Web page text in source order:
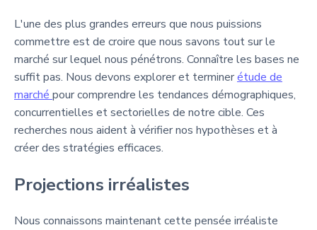
L'une des plus grandes erreurs que nous puissions
commettre est de croire que nous savons tout sur le
marché sur lequel nous pénétrons. Connaître les bases ne
suffit pas. Nous devons explorer et terminerétude de
marché pour comprendre les tendances démographiques,
concurrentielles et sectorielles de notre cible. Ces
recherches nous aident à vérifier nos hypothèses et à
créer des stratégies efficaces.
Projections irréalistes
Nous connaissons maintenant cette pensée irréaliste